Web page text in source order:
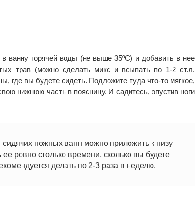
ванну горячей воды (не выше 35ºС) и добавить в нее
трав (можно сделать микс и всыпать по 1-2 ст.л.
где вы будете сидеть. Подложите туда что-то мягкое,
нижнюю часть в поясницу. И садитесь, опустив ноги
ножных ванн можно приложить к низу
ровно столько времени, сколько вы будете
делать по 2-3 раза в неделю.